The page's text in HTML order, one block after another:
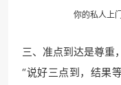
你的私人上
三、准点到达是尊重
“说好三点到，结果